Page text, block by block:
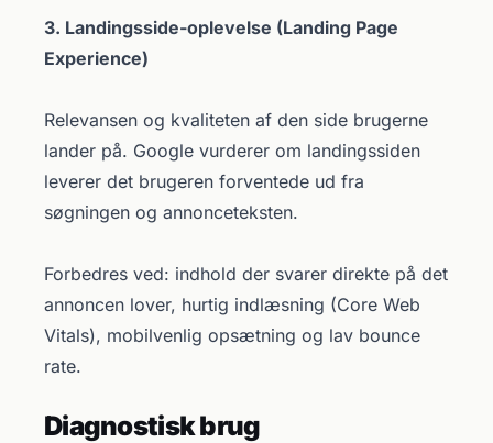
3. Landingsside-oplevelse (Landing Page
Experience)
Relevansen og kvaliteten af den side brugerne
lander på. Google vurderer om landingssiden
leverer det brugeren forventede ud fra
søgningen og annonceteksten.
Forbedres ved: indhold der svarer direkte på det
annoncen lover, hurtig indlæsning (Core Web
Vitals), mobilvenlig opsætning og lav bounce
rate.
Diagnostisk brug